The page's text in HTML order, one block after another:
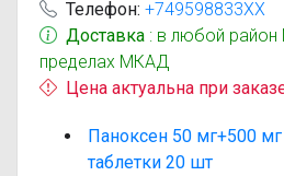
Телефон: +749598833XX
Доставка : в любой
пределах МКАД
Цена актуальна при
Паноксен 50 мг+500 мг
таблетки 20 шт